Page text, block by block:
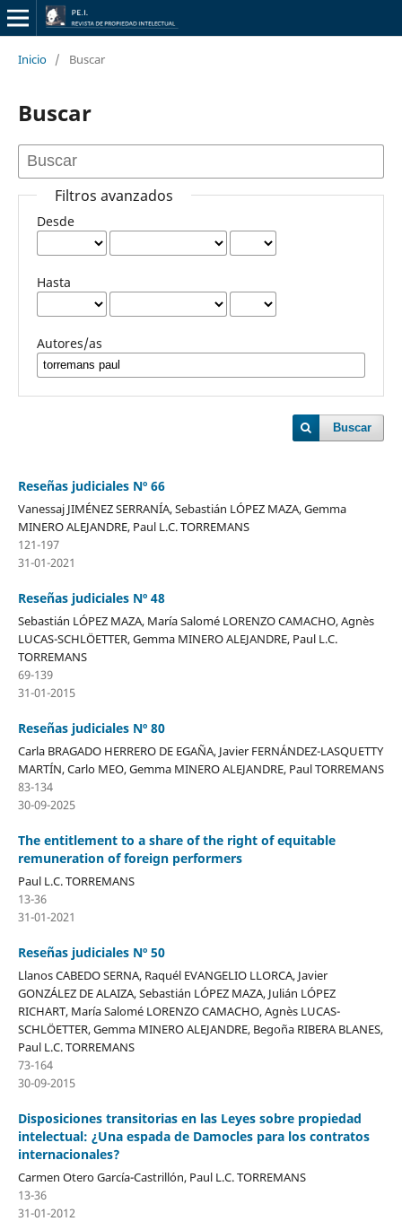
Inicio / Buscar
Buscar
Filtros avanzados
Desde
Hasta
Autores/as
Buscar
Reseñas judiciales Nº 66
Vanessaj JIMÉNEZ SERRANÍA, Sebastián LÓPEZ MAZA, Gemma
MINERO ALEJANDRE, Paul L.C. TORREMANS
121-197
31-01-2021
Reseñas judiciales Nº 48
Sebastián LÓPEZ MAZA, María Salomé LORENZO CAMACHO, Agnès
LUCAS-SCHLÖETTER, Gemma MINERO ALEJANDRE, Paul L.C.
TORREMANS
69-139
31-01-2015
Reseñas judiciales Nº 80
Carla BRAGADO HERRERO DE EGAÑA, Javier FERNÁNDEZ-LASQUETTY
MARTÍN, Carlo MEO, Gemma MINERO ALEJANDRE, Paul TORREMANS
83-134
30-09-2025
The entitlement to a share of the right of equitable
remuneration of foreign performers
Paul L.C. TORREMANS
13-36
31-01-2021
Reseñas judiciales Nº 50
Llanos CABEDO SERNA, Raquél EVANGELIO LLORCA, Javier
GONZÁLEZ DE ALAIZA, Sebastián LÓPEZ MAZA, Julián LÓPEZ
RICHART, María Salomé LORENZO CAMACHO, Agnès LUCAS-
SCHLÖETTER, Gemma MINERO ALEJANDRE, Begoña RIBERA BLANES,
Paul L.C. TORREMANS
73-164
30-09-2015
Disposiciones transitorias en las Leyes sobre propiedad
intelectual: ¿Una espada de Damocles para los contratos
internacionales?
Carmen Otero García-Castrillón, Paul L.C. TORREMANS
13-36
31-01-2012